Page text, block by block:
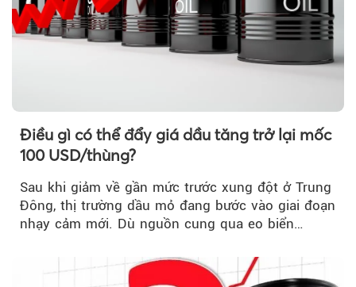
Điều gì có thể đẩy giá dầu tăng trở lại mốc
100 USD/thùng?
Sau khi giảm về gần mức trước xung đột ở Trung
Đông, thị trường dầu mỏ đang bước vào giai đoạn
nhạy cảm mới. Dù nguồn cung qua eo biển